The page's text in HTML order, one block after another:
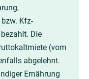
Kfz-
Die
(vom
abgelehnt.
Ernährung